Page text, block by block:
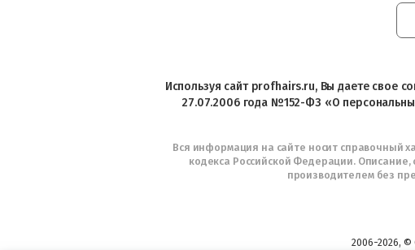
Используя сайт profhairs.ru, Вы даете свое
27.07.2006 года №152-ФЗ «О
Вся информация на сайте носит справочный
кодекса Российской Федерации.
производителем без
2006-2026,